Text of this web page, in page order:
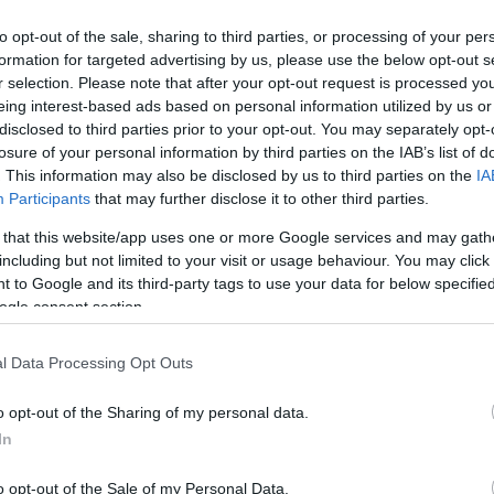
opt-out of the sale, sharing to third parties, or processing of your
for targeted advertising by us, please use the below opt-out
selection. Please note that after your opt-out request is processed
interest-based ads based on personal information utilized by us
to third parties prior to your opt-out. You may separately
of your personal information by third parties on the IAB’s list of
This information may also be disclosed by us to third parties on the
Participants that may further disclose it to other third parties.
that this website/app uses one or more Google services and may
but not limited to your visit or usage behaviour. You may
to Google and its third-party tags to use your data for below
consent section.
Data Processing Opt Outs
opt-out of the Sharing of my personal data.
opt-out of the Sale of my Personal Data.
Link másolása
azRTL.huvillámkérdéseire. Többek
sírtak utoljára, majd életük legcikibb
hová utaznának el legszívesebben,
a telefonjukban.